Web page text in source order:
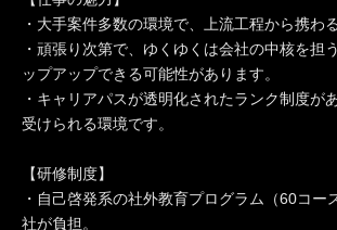
・大手案件多数の環境で、上流工程から携わ
・頑張り次第で、ゆくゆくは会社の中核を担
ップアップできる可能性があります。
・キャリアパスが透明化されたランク制度が
受けられる環境です。
【研修制度】
・自己啓発系の社外教育プログラム（60コー
社が負担。